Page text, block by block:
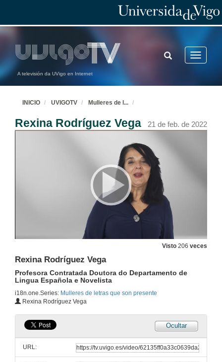
A televisión da UVigo en Internet
Toggle
TOGGLE
SEARCH
INICIO UVIGOTV Mulleres de l ...
Rexina Rodríguez Vega 21 de feb. de 2022
Visto 206 veces
Rexina Rodríguez Vega
Profesora Contratada Doutora do Departamento de
Lingua Española e Novelista
i18n.one.Series: Mulleres de letras que son presente
Rexina Rodríguez Vega
Ocultar
URL: